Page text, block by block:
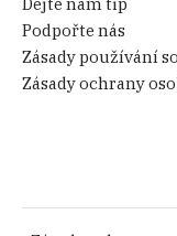
Podpořte nás
Zásady používání
Zásady ochrany